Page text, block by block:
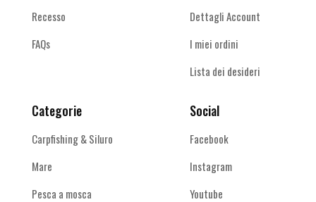
Recesso
FAQs
Dettagli Account
I miei ordini
Lista dei desideri
Categorie
Carpfishing & Siluro
Mare
Pesca a mosca
Social
Facebook
Instagram
Youtube